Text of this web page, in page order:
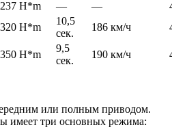
237 H*m — —
320 H*m
10,5
сек.
186 км/ч
350 H*m
9,5
сек.
190 км/ч
или полным приводом.
имеет три основных режима: